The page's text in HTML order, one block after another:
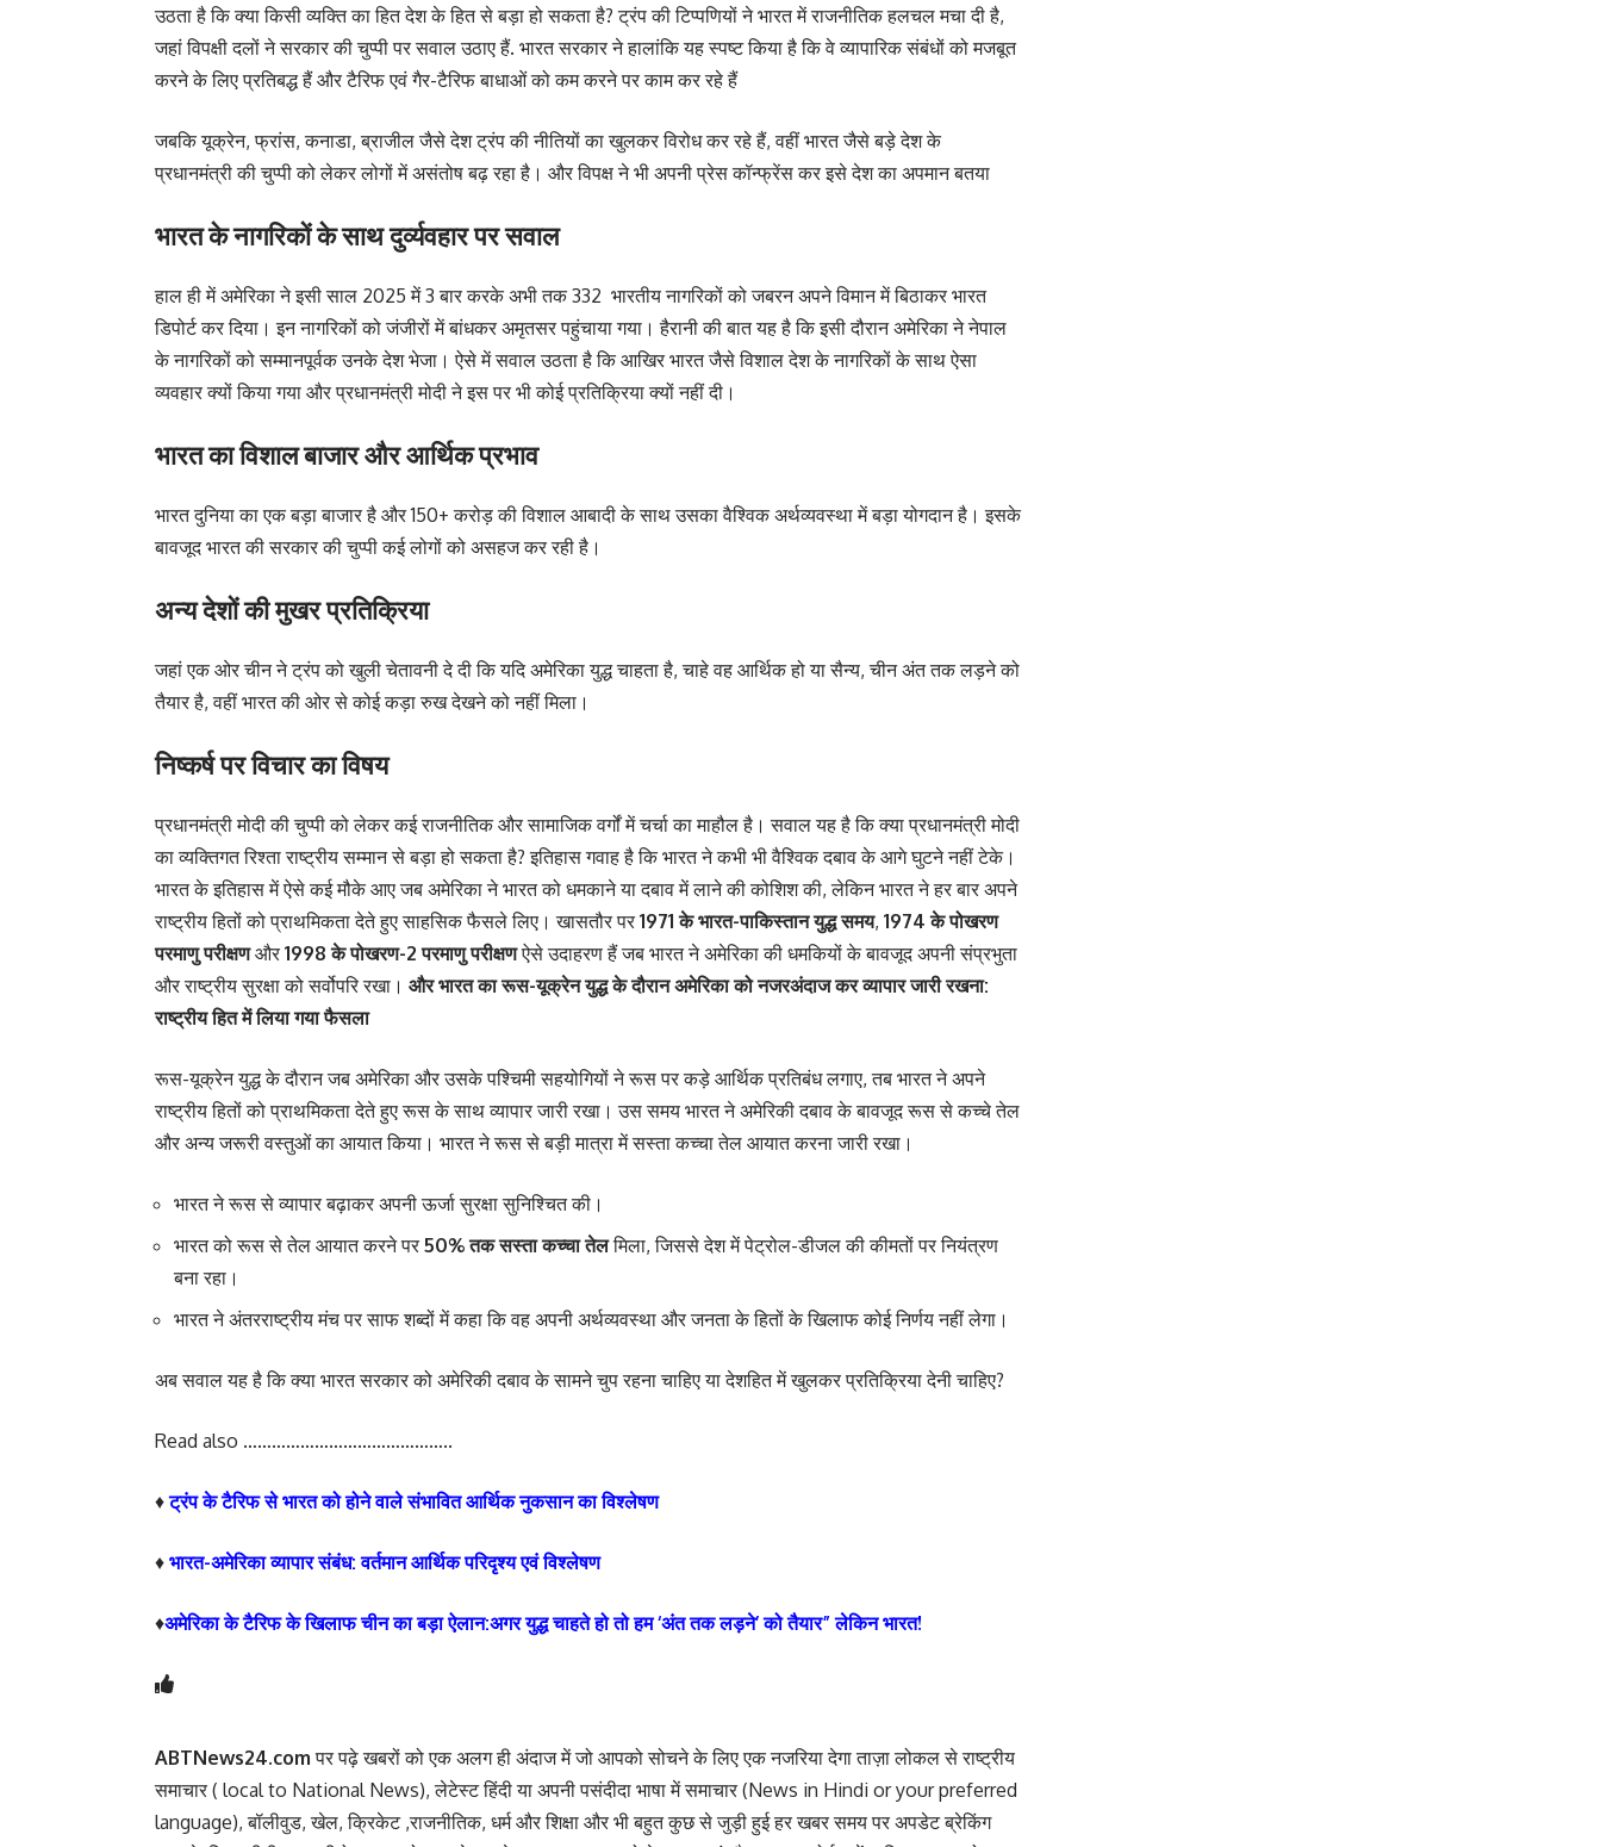
उठता है कि क्या किसी व्यक्ति का हित देश के हित से बड़ा हो सकता है? ट्रंप की टिप्पणियों ने भारत में राजनीतिक हलचल मचा दी है,
जहां विपक्षी दलों ने सरकार की चुप्पी पर सवाल उठाए हैं. भारत सरकार ने हालांकि यह स्पष्ट किया है कि वे व्यापारिक संबंधों को मजबूत
करने के लिए प्रतिबद्ध हैं और टैरिफ एवं गैर-टैरिफ बाधाओं को कम करने पर काम कर रहे हैं
जबकि यूक्रेन, फ्रांस, कनाडा, ब्राजील जैसे देश ट्रंप की नीतियों का खुलकर विरोध कर रहे हैं, वहीं भारत जैसे बड़े देश के
प्रधानमंत्री की चुप्पी को लेकर लोगों में असंतोष बढ़ रहा है। और विपक्ष ने भी अपनी प्रेस कॉन्फ्रेंस कर इसे देश का अपमान बतया
भारत के नागरिकों के साथ दुर्व्यवहार पर सवाल
हाल ही में अमेरिका ने इसी साल 2025 में 3 बार करके अभी तक 332 भारतीय नागरिकों को जबरन अपने विमान में बिठाकर भारत
डिपोर्ट कर दिया। इन नागरिकों को जंजीरों में बांधकर अमृतसर पहुंचाया गया। हैरानी की बात यह है कि इसी दौरान अमेरिका ने नेपाल
के नागरिकों को सम्मानपूर्वक उनके देश भेजा। ऐसे में सवाल उठता है कि आखिर भारत जैसे विशाल देश के नागरिकों के साथ ऐसा
व्यवहार क्यों किया गया और प्रधानमंत्री मोदी ने इस पर भी कोई प्रतिक्रिया क्यों नहीं दी।
भारत का विशाल बाजार और आर्थिक प्रभाव
भारत दुनिया का एक बड़ा बाजार है और 150+ करोड़ की विशाल आबादी के साथ उसका वैश्विक अर्थव्यवस्था में बड़ा योगदान है। इसके
बावजूद भारत की सरकार की चुप्पी कई लोगों को असहज कर रही है।
अन्य देशों की मुखर प्रतिक्रिया
जहां एक ओर चीन ने ट्रंप को खुली चेतावनी दे दी कि यदि अमेरिका युद्ध चाहता है, चाहे वह आर्थिक हो या सैन्य, चीन अंत तक लड़ने को
तैयार है, वहीं भारत की ओर से कोई कड़ा रुख देखने को नहीं मिला।
निष्कर्ष पर विचार का विषय
प्रधानमंत्री मोदी की चुप्पी को लेकर कई राजनीतिक और सामाजिक वर्गों में चर्चा का माहौल है। सवाल यह है कि क्या प्रधानमंत्री मोदी
का व्यक्तिगत रिश्ता राष्ट्रीय सम्मान से बड़ा हो सकता है? इतिहास गवाह है कि भारत ने कभी भी वैश्विक दबाव के आगे घुटने नहीं टेके।
भारत के इतिहास में ऐसे कई मौके आए जब अमेरिका ने भारत को धमकाने या दबाव में लाने की कोशिश की, लेकिन भारत ने हर बार अपने
राष्ट्रीय हितों को प्राथमिकता देते हुए साहसिक फैसले लिए। खासतौर पर 1971 के भारत-पाकिस्तान युद्ध समय, 1974 के पोखरण
परमाणु परीक्षणऔर 1998 के पोखरण-2 परमाणु परीक्षणऐसे उदाहरण हैं जब भारत ने अमेरिका की धमकियों के बावजूद अपनी संप्रभुता
और राष्ट्रीय सुरक्षा को सर्वोपरि रखा। और भारत का रूस-यूक्रेन युद्ध के दौरान अमेरिका को नजरअंदाज कर व्यापार जारी रखना:
राष्ट्रीय हित में लिया गया फैसला
रूस-यूक्रेन युद्ध के दौरान जब अमेरिका और उसके पश्चिमी सहयोगियों ने रूस पर कड़े आर्थिक प्रतिबंध लगाए, तब भारत ने अपने
राष्ट्रीय हितों को प्राथमिकता देते हुए रूस के साथ व्यापार जारी रखा। उस समय भारत ने अमेरिकी दबाव के बावजूद रूस से कच्चे तेल
और अन्य जरूरी वस्तुओं का आयात किया। भारत ने रूस से बड़ी मात्रा में सस्ता कच्चा तेल आयात करना जारी रखा।
भारत ने रूस से व्यापार बढ़ाकर अपनी ऊर्जा सुरक्षा सुनिश्चित की।
भारत को रूस से तेल आयात करने पर 50% तक सस्ता कच्चा तेलमिला, जिससे देश में पेट्रोल-डीजल की कीमतों पर नियंत्रण
बना रहा।
भारत ने अंतरराष्ट्रीय मंच पर साफ शब्दों में कहा कि वह अपनी अर्थव्यवस्था और जनता के हितों के खिलाफ कोई निर्णय नहीं लेगा।
अब सवाल यह है कि क्या भारत सरकार को अमेरिकी दबाव के सामने चुप रहना चाहिए या देशहित में खुलकर प्रतिक्रिया देनी चाहिए?
Read also ……………………………………..
♦ट्रंप के टैरिफ से भारत को होने वाले संभावित आर्थिक नुकसान का विश्लेषण
♦ भारत-अमेरिका व्यापार संबंध: वर्तमान आर्थिक परिदृश्य एवं विश्लेषण
♦अमेरिका के टैरिफ के खिलाफ चीन का बड़ा ऐलान:अगर युद्ध चाहते हो तो हम ‘अंत तक लड़ने’ को तैयार” लेकिन भारत!
ABTNews24.com पर पढ़े खबरों को एक अलग ही अंदाज में जो आपको सोचने के लिए एक नजरिया देगा ताज़ा लोकल से राष्ट्रीय
समाचार ( local to National News), लेटेस्ट हिंदी या अपनी पसंदीदा भाषा में समाचार (News in Hindi or your preferred
language), बॉलीवुड, खेल, क्रिकेट ,राजनीतिक, धर्म और शिक्षा और भी बहुत कुछ से जुड़ी हुई हर खबर समय पर अपडेट ब्रेकिंग